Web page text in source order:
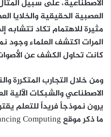
الاصطناعية، على سبيل
العصبية الحقيقية والخلايا
مثيرة للاهتمام تكاد
المرات اكتشف العلماء وجود
كانت تحاول الكشف عن
ومن خلال التجارب المتكررة
الاصطناعي والشبكات الآلية
يرون نموذجاً فريداً للتعلم
ما ذكر موقع communications of Advancing Computing.